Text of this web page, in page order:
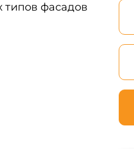
типов фасадов